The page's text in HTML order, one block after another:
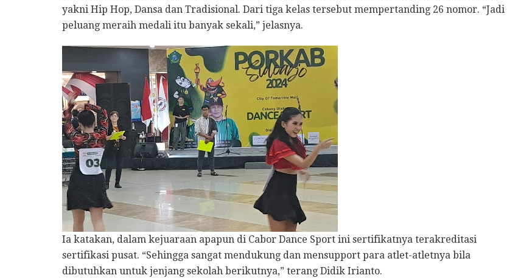
yakni Hip Hop, Dansa dan Tradisional. Dari tiga kelas tersebut mempertanding 26 nomor. “Jadi
peluang meraih medali itu banyak sekali,” jelasnya.
Ia katakan, dalam kejuaraan apapun di Cabor Dance Sport ini sertifikatnya terakreditasi
sertifikasi pusat. “Sehingga sangat mendukung dan mensupport para atlet-atletnya bila
dibutuhkan untuk jenjang sekolah berikutnya,” terang Didik Irianto.